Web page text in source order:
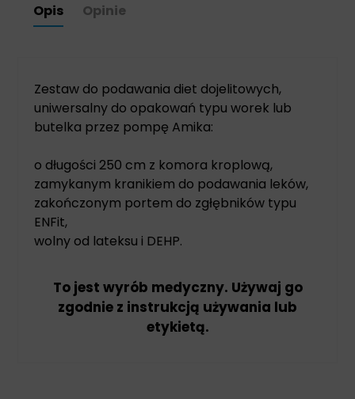
Opis Opinie
Zestaw do podawania diet dojelitowych,
uniwersalny do opakowań typu worek lub
butelka przez pompę Amika:
o długości 250 cm z komora kroplową,
zamykanym kranikiem do podawania leków,
zakończonym portem do zgłębników typu
ENFit,
wolny od lateksu i DEHP.
To jest wyrób medyczny. Używaj go
zgodnie z instrukcją używania lub
etykietą.